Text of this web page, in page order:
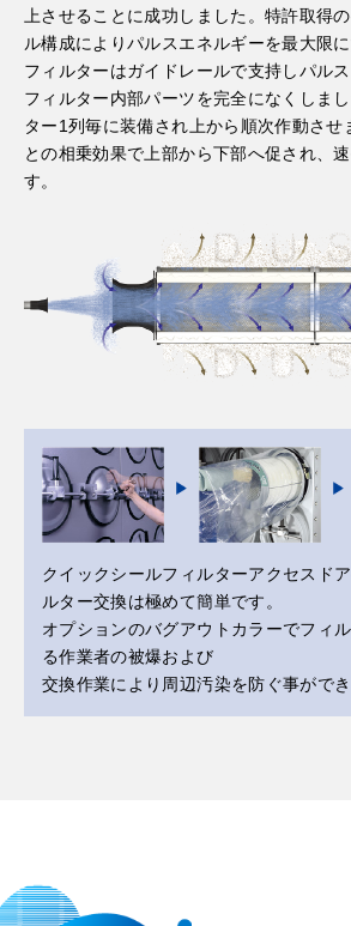
上させることに成功しました。特許取得
ル構成によりパルスエネルギーを最大限に
フィルターはガイドレールで支持しパル
フィルター内部パーツを完全になくしま
ター1列毎に装備され上から順次作動させ
との相乗効果で上部から下部へ促され、
す。
クイックシールフィルターアクセスド
ルター交換は極めて簡単です。
オプションのバグアウトカラーでフィ
る作業者の被爆および
交換作業により周辺汚染を防ぐ事ができ